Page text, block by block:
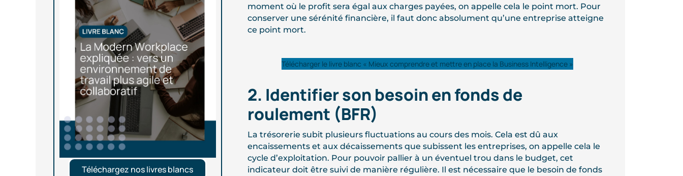
Téléchargez nos livres blancs
moment où le profit sera égal aux charges payées, on appelle cela le point mort. Pour
conserver une sérénité financière, il faut donc absolument qu’une entreprise atteigne
ce point mort.
Télécharger le livre blanc « Mieux comprendre et mettre en place la Business Intelligence »
2. Identifier son besoin en fonds de
roulement (BFR)
La trésorerie subit plusieurs fluctuations au cours des mois. Cela est dû aux
encaissements et aux décaissements que subissent les entreprises, on appelle cela le
cycle d’exploitation. Pour pouvoir pallier à un éventuel trou dans le budget, cet
indicateur doit être suivi de manière régulière. Il est nécessaire que le besoin de fonds